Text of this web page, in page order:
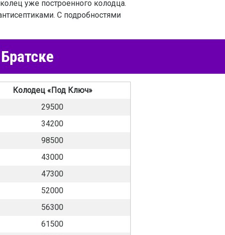
уже построенного колодца.
С подробностями
Колодец «Под Ключ»
29500
34200
98500
43000
47300
52000
56300
61500